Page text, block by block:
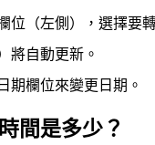
位（左側），選擇要
將自動更新。
期欄位來變更日期。
間是多少？